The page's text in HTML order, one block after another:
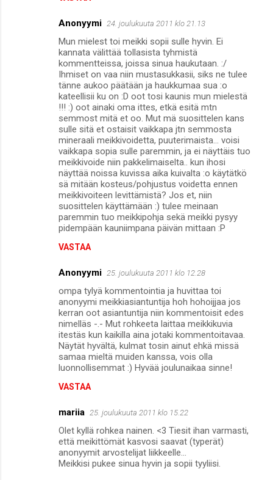
Anonyymi 24. joulukuuta 2011 klo 21.13
Mun mielest toi meikki sopii sulle hyvin. Ei
kannata välittää tollasista tyhmistä
kommentteissa, joissa sinua haukutaan. :/
Ihmiset on vaa niin mustasukkasii, siks ne tulee
tänne aukoo päätään ja haukkumaa sua :o
kateellisii ku on :D oot tosi kaunis mun mielestä
!!! :) oot ainaki oma ittes, etkä esitä mtn
semmost mitä et oo. Mut mä suosittelen kans
sulle sitä et ostaisit vaikkapa jtn semmosta
mineraali meikkivoidetta, puuterimaista... voisi
vaikkapa sopia sulle paremmin, ja ei näyttäis tuo
meikkivoide niin pakkelimaiselta.. kun ihosi
näyttää noissa kuvissa aika kuivalta :o käytätkö
sä mitään kosteus/pohjustus voidetta ennen
meikkivoiteen levittämistä? Jos et, niin
suosittelen käyttämään :) tulee meinaan
paremmin tuo meikkipohja sekä meikki pysyy
pidempään kauniimpana päivän mittaan :P
VASTAA
Anonyymi 25. joulukuuta 2011 klo 12.28
ompa tylyä kommentointia ja huvittaa toi
anonyymi meikkiasiantuntija hoh hohoijjaa jos
kerran oot asiantuntija niin kommentoisit edes
nimelläs -.- Mut rohkeeta laittaa meikkikuvia
itestäs kun kaikilla aina jotaki kommentoitavaa.
Näytät hyvältä, kulmat tosin ainut ehkä missä
samaa mieltä muiden kanssa, vois olla
luonnollisemmat :) Hyvää joulunaikaa sinne!
VASTAA
mariia 25. joulukuuta 2011 klo 15.22
Olet kyllä rohkea nainen. <3 Tiesit ihan varmasti,
että meikittömät kasvosi saavat (typerät)
anonyymit arvostelijat liikkeelle...
Meikkisi pukee sinua hyvin ja sopii tyyliisi.